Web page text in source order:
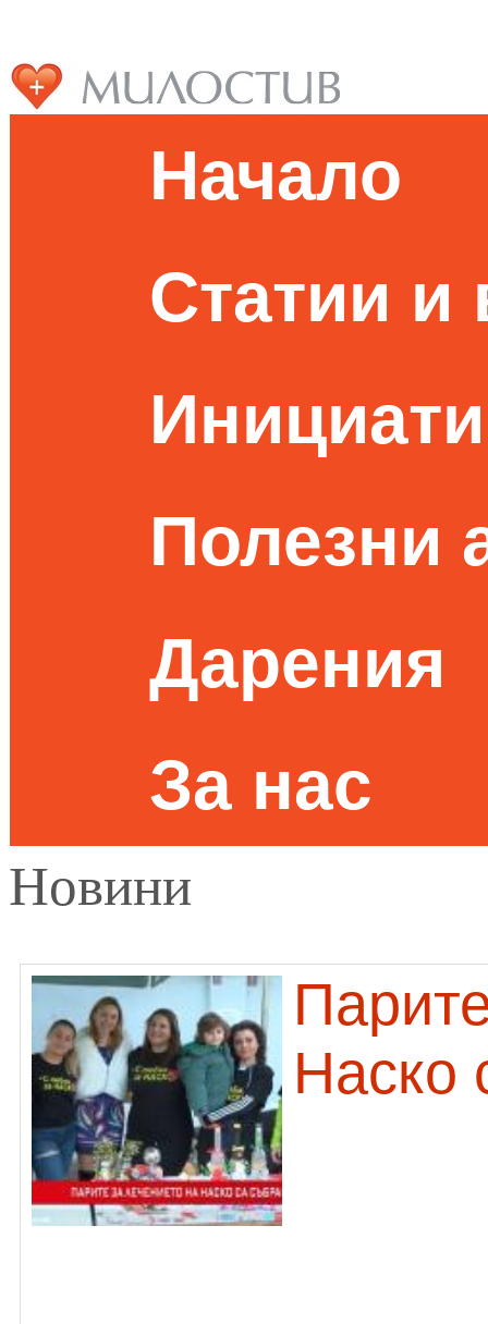
Начало
Статии и
Полезни
Дарения
За нас
Новини
Наско